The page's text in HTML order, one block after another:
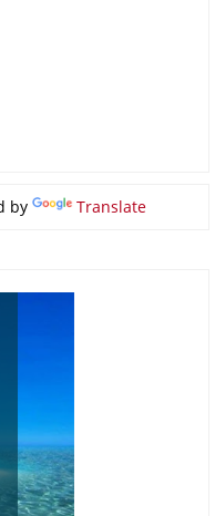
by Translate